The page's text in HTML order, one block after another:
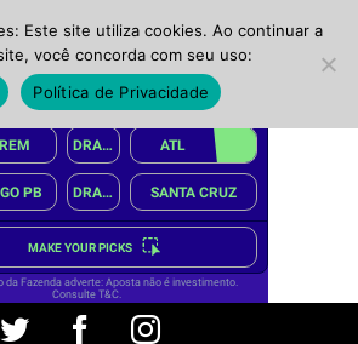
Twitter FacebookInstagram
Este site utiliza cookies. Ao continuar a
você concorda com seu uso:
Política de Privacidade